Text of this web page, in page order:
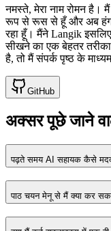
नमस्ते, मेरा नाम रोमन है।
रूप से रूस से हूँ और अब
रहा हूँ। मैंने Langik
सीखने का एक बेहतर
है, तो मैं संपर्क पृष्ठ के
GitHub
अक्सर पूछे जाने
पढ़ते समय AI सहायक कैसे
पाठ चयन मेनू से मैं क्या कर